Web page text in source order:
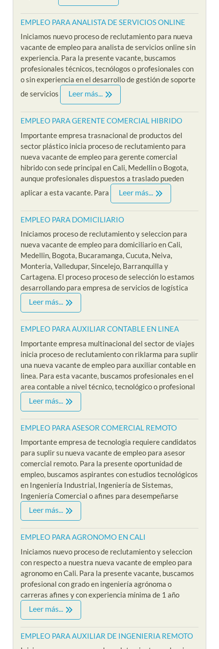
EMPLEO PARA ANALISTA DE SERVICIOS ONLINE
Iniciamos nuevo proceso de reclutamiento para nueva
vacante de empleo para analista de servicios online sin
experiencia. Para la presente vacante, buscamos
profesionales técnicos, tecnólogos o profesionales con
o sin experiencia en el desarrollo de gestión de soporte
de servicios
Leer más...
EMPLEO PARA GERENTE COMERCIAL HIBRIDO
Importante empresa trasnacional de productos del
sector plástico inicia proceso de reclutamiento para
nueva vacante de empleo para gerente comercial
hibrido con sede principal en Cali, Medellin o Bogota,
aunque profesionales dispuestos a traslado pueden
aplicar a esta vacante. Para
Leer más...
EMPLEO PARA DOMICILIARIO
Iniciamos proceso de reclutamiento y seleccion para
nueva vacante de empleo para domiciliario en Cali,
Medellin, Bogota, Bucaramanga, Cucuta, Neiva,
Monteria, Valledupar, Sincelejo, Barranquilla y
Cartagena. El proceso proceso de selección lo estamos
desarrollando para empresa de servicios de logística
Leer más...
EMPLEO PARA AUXILIAR CONTABLE EN LINEA
Importante empresa multinacional del sector de viajes
inicia proceso de reclutamiento con riklarma para suplir
una nueva vacante de empleo para auxiliar contable en
linea. Para esta vacante, buscamos profesionales en el
area contable a nivel técnico, tecnológico o profesional
Leer más...
EMPLEO PARA ASESOR COMERCIAL REMOTO
Importante empresa de tecnologia requiere candidatos
para suplir su nueva vacante de empleo para asesor
comercial remoto. Para la presente oportunidad de
empleo, buscamos aspirantes con estudios tecnológicos
en Ingeniería Industrial, Ingeniería de Sistemas,
Ingeniería Comercial o afines para desempeñarse
Leer más...
EMPLEO PARA AGRONOMO EN CALI
Iniciamos nuevo proceso de reclutamiento y seleccion
con respecto a nuestra nueva vacante de empleo para
agronomo en Cali. Para la presente vacante, buscamos
profesional con grado en ingeniería agrónoma o
carreras afines y con experiencia mínima de 1 año
Leer más...
EMPLEO PARA AUXILIAR DE INGENIERIA REMOTO